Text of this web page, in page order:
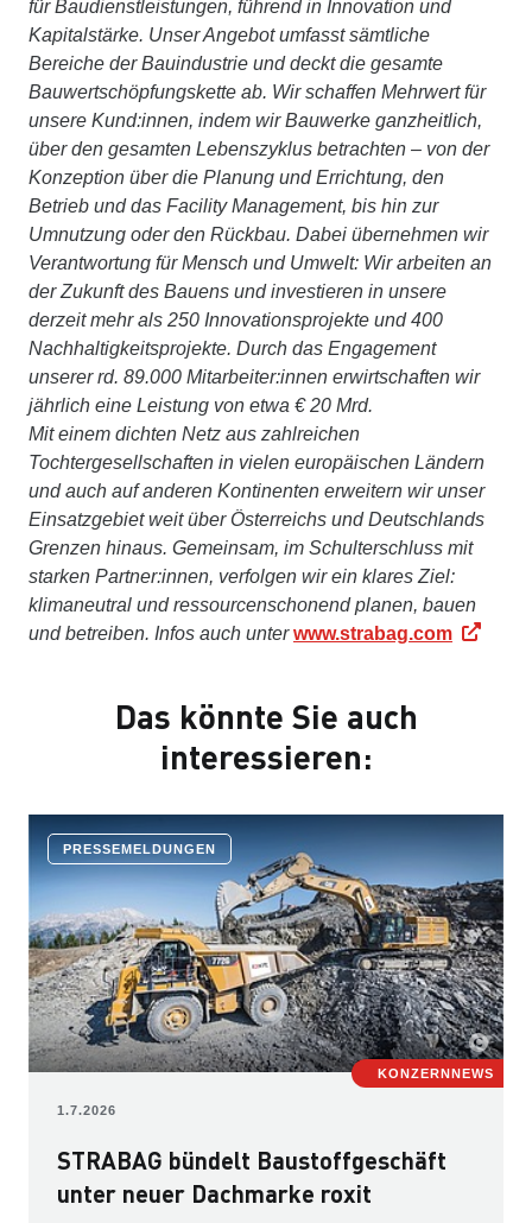
für Baudienstleistungen, führend in Innovation und
Kapitalstärke. Unser Angebot umfasst sämtliche
Bereiche der Bauindustrie und deckt die gesamte
Bauwertschöpfungskette ab. Wir schaffen Mehrwert für
unsere Kund:innen, indem wir Bauwerke ganzheitlich,
über den gesamten Lebenszyklus betrachten – von der
Konzeption über die Planung und Errichtung, den
Betrieb und das Facility Management, bis hin zur
Umnutzung oder den Rückbau. Dabei übernehmen wir
Verantwortung für Mensch und Umwelt: Wir arbeiten an
der Zukunft des Bauens und investieren in unsere
derzeit mehr als 250 Innovationsprojekte und 400
Nachhaltigkeitsprojekte. Durch das Engagement
unserer rd. 89.000 Mitarbeiter:innen erwirtschaften wir
jährlich eine Leistung von etwa € 20 Mrd.
Mit einem dichten Netz aus zahlreichen
Tochtergesellschaften in vielen europäischen Ländern
und auch auf anderen Kontinenten erweitern wir unser
Einsatzgebiet weit über Österreichs und Deutschlands
Grenzen hinaus. Gemeinsam, im Schulterschluss mit
starken Partner:innen, verfolgen wir ein klares Ziel:
klimaneutral und ressourcenschonend planen, bauen
und betreiben. Infos auch unterwww.strabag.com
Das könnte Sie auch
interessieren:
KONZERNNEWS
PRESSEMELDUNGEN
1.7.2026
STRABAG bündelt Baustoffgeschäft
unter neuer Dachmarke roxit